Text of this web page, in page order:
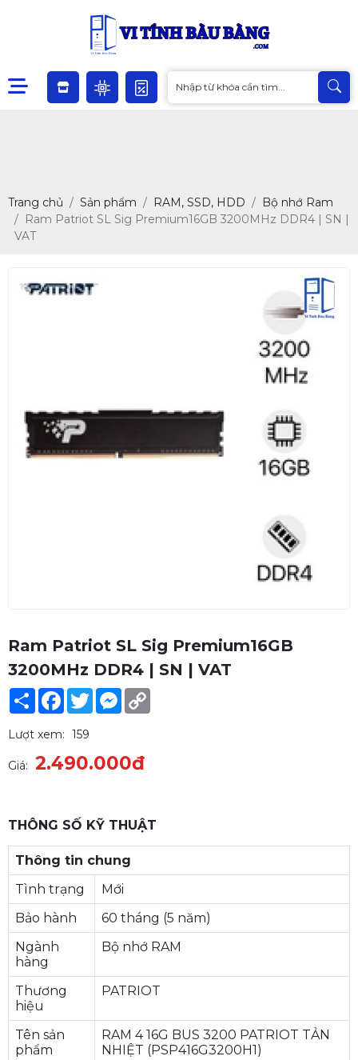
Trang chủ Sản phẩm RAM, SSD, HDD
Bộ nhớ Ram
Ram Patriot SL Sig Premium16GB 3200MHz DDR4 | SN |
VAT
Ram Patriot SL Sig Premium16GB
3200MHz DDR4 | SN | VAT
Share Facebook
TwitterMessenger
Lượt xem: 159
Giá: 2.490.000đ
THÔNG SỐ KỸ THUẬT
Thông tin chung
Tình trạng
Mới
Bảo hành
60 tháng (5 năm)
Ngành
hàng
Bộ nhớ RAM
Thương
hiệu
PATRIOT
Tên sản
phẩm
RAM 4 16G BUS 3200 PATRIOT TẢN
NHIỆT (PSP416G3200H1)